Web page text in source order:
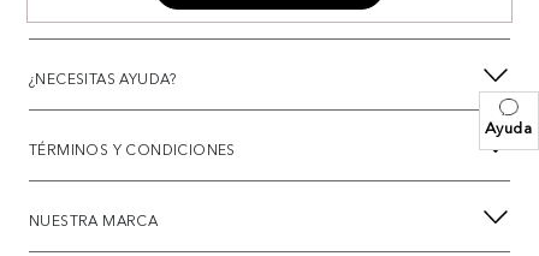
Ayuda
¿NECESITAS AYUDA?
TÉRMINOS Y CONDICIONES
NUESTRA MARCA